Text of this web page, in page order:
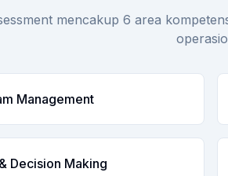
mencakup 6 area
Management
Decision Making